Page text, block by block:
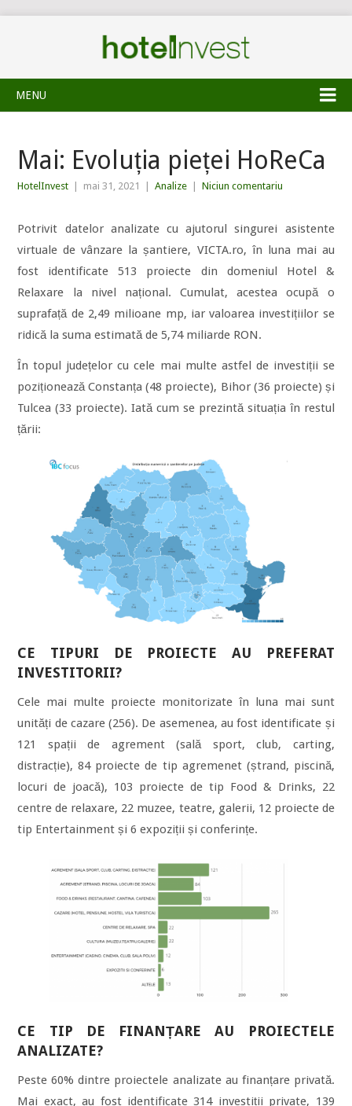
MENU
Mai: Evoluția pieței HoReCa
HotelInvest mai 31, 2021 Analize Niciun comentariu
Potrivit datelor analizate cu ajutorul singurei asistente
virtuale de vânzare la șantiere, VICTA.ro, în luna mai au
fost identificate 513 proiecte din domeniul Hotel &
Relaxare la nivel național. Cumulat, acestea ocupă o
suprafață de 2,49 milioane mp, iar valoarea investițiilor se
ridică la suma estimată de 5,74 miliarde RON.
În topul județelor cu cele mai multe astfel de investiții se
poziționează Constanța (48 proiecte), Bihor (36 proiecte) și
Tulcea (33 proiecte). Iată cum se prezintă situația în restul
țării:
CE TIPURI DE PROIECTE AU PREFERAT
INVESTITORII?
Cele mai multe proiecte monitorizate în luna mai sunt
unități de cazare (256). De asemenea, au fost identificate și
121 spații de agrement (sală sport, club, carting,
distracție), 84 proiecte de tip agremenet (ștrand, piscină,
locuri de joacă), 103 proiecte de tip Food & Drinks, 22
centre de relaxare, 22 muzee, teatre, galerii, 12 proiecte de
tip Entertainment și 6 expoziții și conferințe.
CE TIP DE FINANȚARE AU PROIECTELE
ANALIZATE?
Peste 60% dintre proiectele analizate au finanțare privată.
Mai exact, au fost identificate 314 investiții private, 139